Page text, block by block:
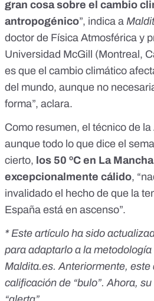
gran cosa sobre el cambio
antropogénico”, indica a
doctor de Física Atmosférica y
Universidad McGill (Montreal,
es que el cambio climático
del mundo, aunque no
forma”, aclara.
Como resumen, el técnico de
aunque todo lo que dice el
cierto, los 50 ºC en La Mancha
excepcionalmente cálido,
invalidado el hecho de que la
España está en ascenso”.
* Este artículo ha sido
para adaptarlo a la metodología
Maldita.es. Anteriormente,
calificación de “bulo”. Ahora,